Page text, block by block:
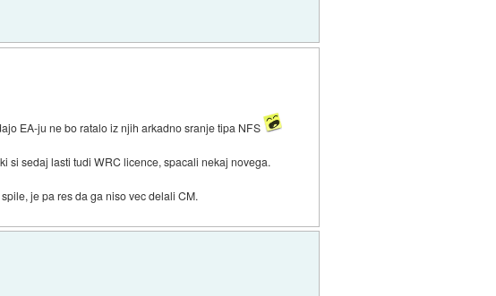
EA-ju ne bo ratalo iz njih arkadno sranje tipa NFS
si sedaj lasti tudi WRC licence, spacali nekaj novega.
je pa res da ga niso vec delali CM.